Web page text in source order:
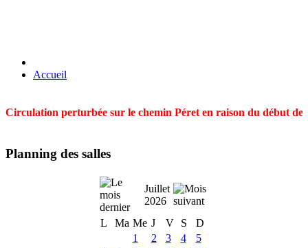
Accueil
Circulation perturbée sur le chemin Péret en raison du début
Planning des salles
Juillet
2026
L
Ma Me J V S
D
1
2 3 4
5